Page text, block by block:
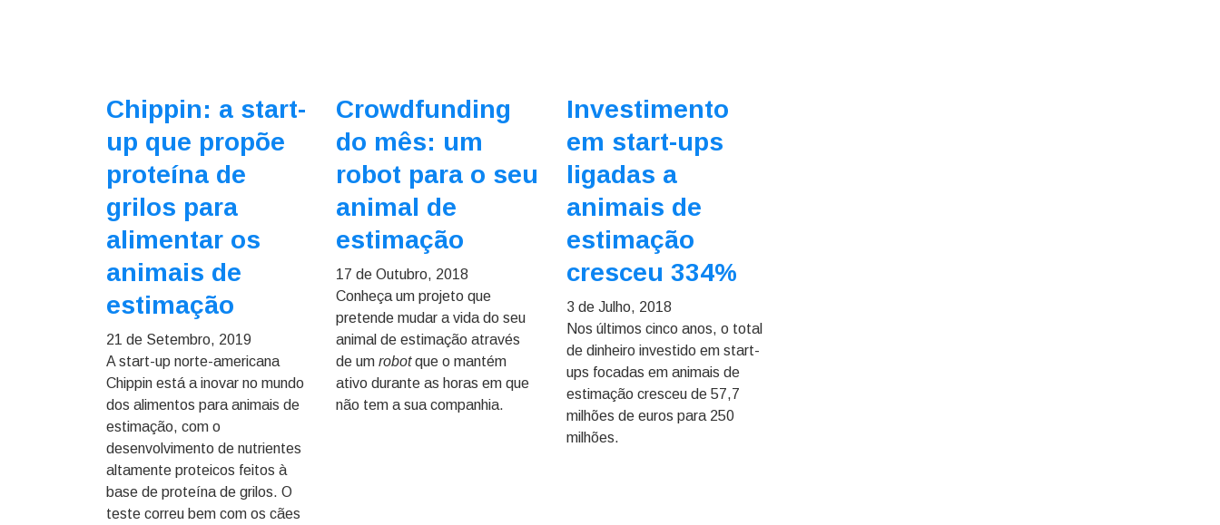
Chippin: a start-
up que propõe
proteína de
grilos para
alimentar os
animais de
estimação
21 de Setembro, 2019
A start-up norte-americana
Chippin está a inovar no mundo
dos alimentos para animais de
estimação, com o
desenvolvimento de nutrientes
altamente proteicos feitos à
base de proteína de grilos. O
teste correu bem com os cães
Crowdfunding
do mês: um
robot para o seu
animal de
estimação
17 de Outubro, 2018
Conheça um projeto que
pretende mudar a vida do seu
animal de estimação através
de umrobotque o mantém
ativo durante as horas em que
não tem a sua companhia.
Investimento
em start-ups
ligadas a
animais de
estimação
cresceu 334%
3 de Julho, 2018
Nos últimos cinco anos, o total
de dinheiro investido em start-
ups focadas em animais de
estimação cresceu de 57,7
milhões de euros para 250
milhões.